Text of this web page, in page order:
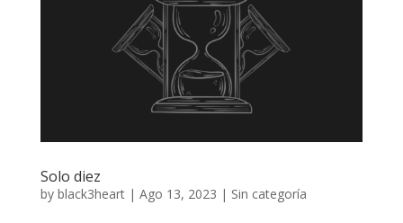
Solo diez
by black3heart| Ago 13, 2023 | Sin categoría